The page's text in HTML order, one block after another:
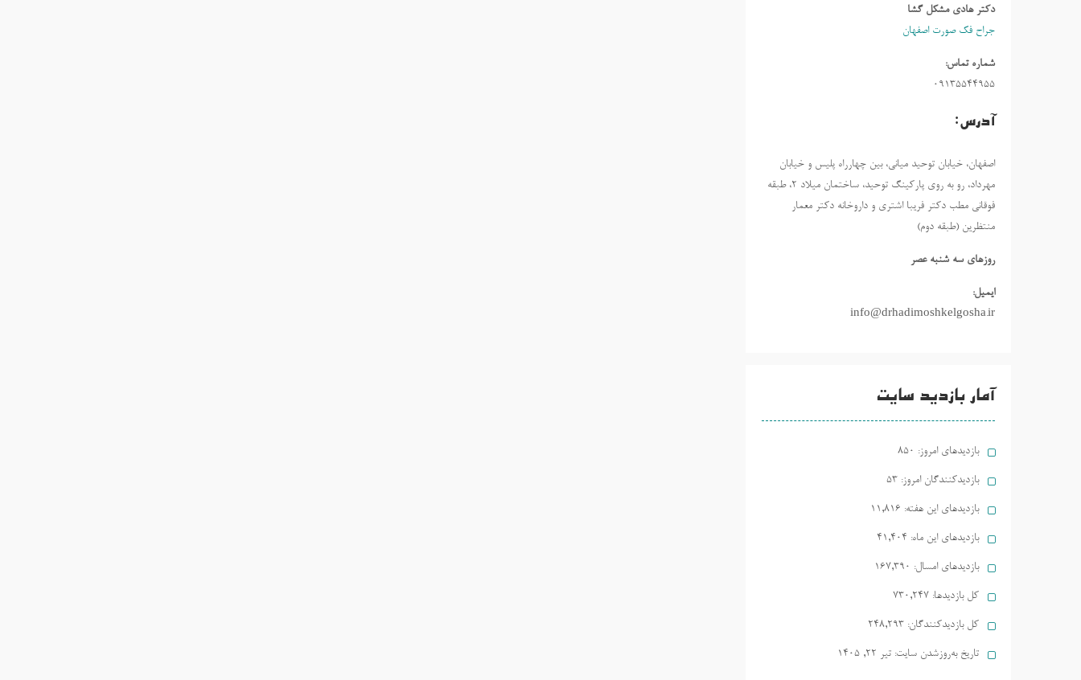
دکتر هادی مشکل گشا
جراح فک صورت اصفهان
شماره تماس:
09135544955
آدرس:
اصفهان، خیابان توحید میانی، بین چهارراه پلیس و خیابان
مهرداد، رو به روی پارکینگ توحید، ساختمان میلاد ٢، طبقه
فوقانی مطب دکتر فریبا اشتری و داروخانه دکتر معمار
منتظرین (طبقه دوم)
روزهاي سه شنبه عصر
ایمیل:
info@drhadimoshkelgosha.ir
آمار بازدید سایت
بازدیدهای امروز: 850
بازدیدکنندگان امروز: 53
بازدیدهای این هفته: 11,816
بازدیدهای این ماه: 41,404
بازدیدهای امسال: 167,390
کل بازدیدها: 730,247
کل بازدیدکنند‌گان: 248,293
تاریخ به‌روزشدن سایت: تیر ۲۲, ۱۴۰۵